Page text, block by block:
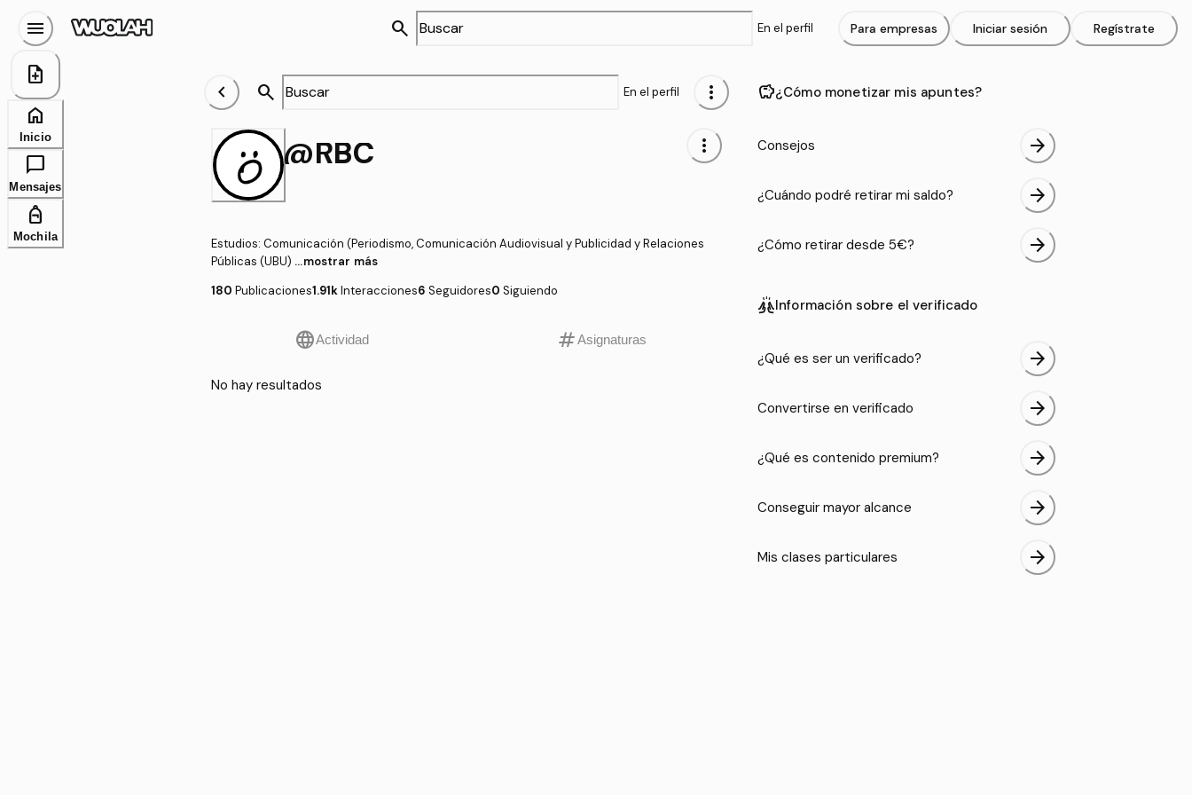
chevron_left search En el perfil more_vert
@RBC more_vert
Estudios: Comunicación (Periodismo, Comunicación Audiovisual y Publicidad y Relaciones
Públicas (UBU) ...mostrar más
180 Publicaciones1.91kInteracciones6 Seguidores0 Siguiendo
languageActividad tagAsignaturas
No hay resultados
savings¿Cómo monetizar mis apuntes?
Consejos arrow_forward
¿Cuándo podré retirar mi saldo? arrow_forward
¿Cómo retirar desde 5€? arrow_forward
cheerInformación sobre el verificado
¿Qué es ser un verificado? arrow_forward
Convertirse en verificado arrow_forward
¿Qué es contenido premium? arrow_forward
Conseguir mayor alcance arrow_forward
Mis clases particulares arrow_forward
search En el perfil Para empresas Iniciar sesión Regístrate
menu
note_add
home
Inicio
chat_bubble
Mensajes
personal_bag
Mochila